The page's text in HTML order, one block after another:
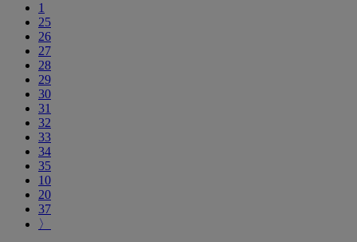
1
25
26
27
28
29
30
31
32
33
34
35
10
20
37
〉